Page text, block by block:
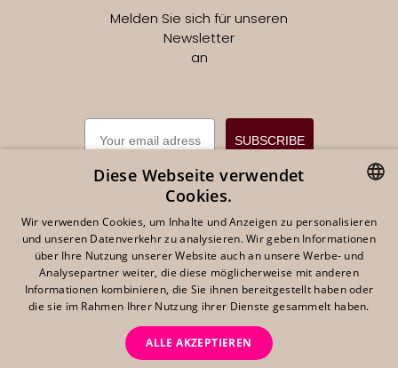
Melden Sie sich für unseren
Newsletter
an
EMAIL
SUBSCRIBE
Deutsch EUR €
DUTCH
ENGLISH
GERMAN
Diese Webseite verwendet
Cookies.
Wir verwenden Cookies, um Inhalte und Anzeigen zu personalisieren
und unseren Datenverkehr zu analysieren. Wir geben Informationen
über Ihre Nutzung unserer Website auch an unsere Werbe- und
Analysepartner weiter, die diese möglicherweise mit anderen
Informationen kombinieren, die Sie ihnen bereitgestellt haben oder
die sie im Rahmen Ihrer Nutzung ihrer Dienste gesammelt haben.
ALLE AKZEPTIEREN